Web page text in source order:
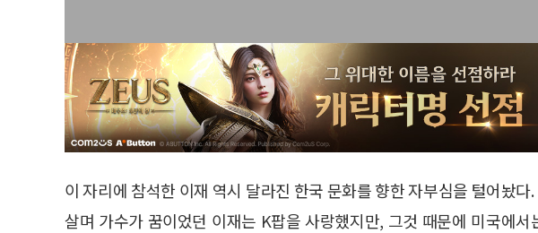
이 자리에 참석한 이재 역시 달라진 한국 문화를 향한 자부심을 털어놨
살며 가수가 꿈이었던 이재는 K팝을 사랑했지만, 그것 때문에 미국에